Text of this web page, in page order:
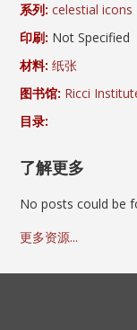
系列: celestial icons
印刷: Not Specified
材料: 纸张
图书馆: Ricci
目录:
了解更多
No posts could be
更多资源...